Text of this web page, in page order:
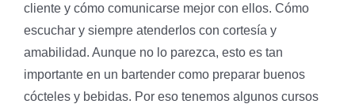
cliente y cómo comunicarse mejor con ellos. Cómo
escuchar y siempre atenderlos con cortesía y
amabilidad. Aunque no lo parezca, esto es tan
importante en un bartender como preparar buenos
cócteles y bebidas. Por eso tenemos algunos cursos